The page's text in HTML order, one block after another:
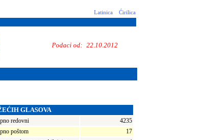
Latinica Ćirilica
Podaci od: 22.10.2012
GLASOVA
redovni
4235
poštom
17